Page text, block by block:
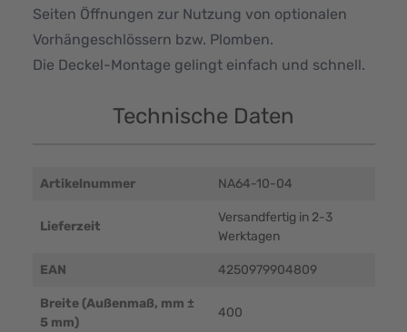
Seiten Öffnungen zur Nutzung von optionalen
Vorhängeschlössern bzw. Plomben.
Die Deckel-Montage gelingt einfach und schnell.
Technische Daten
Artikelnummer NA64-10-04
Lieferzeit
Versandfertig in 2-3
Werktagen
EAN 4250979904809
Breite (Außenmaß, mm ±
5 mm)
400